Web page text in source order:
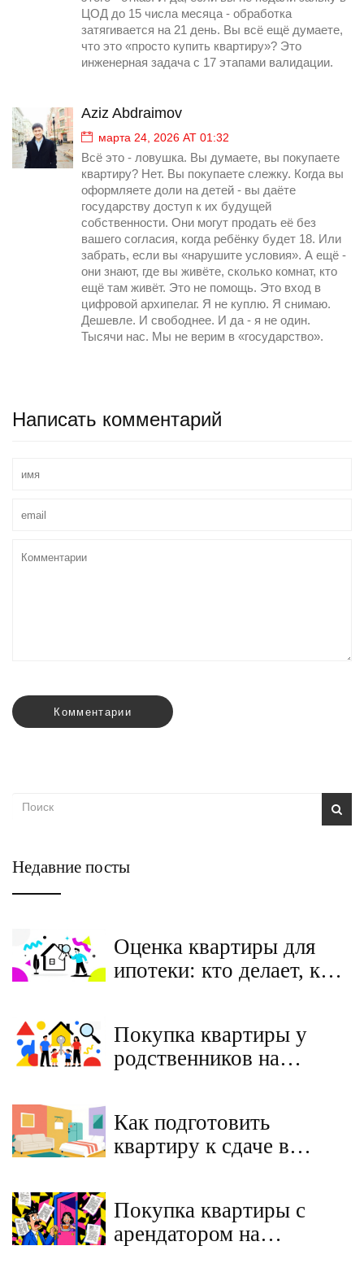
ЦОД до 15 числа месяца - обработка
затягивается на 21 день. Вы всё ещё думаете,
что это «просто купить квартиру»? Это
инженерная задача с 17 этапами валидации.
Aziz Abdraimov
марта 24, 2026 AT 01:32
Всё это - ловушка. Вы думаете, вы покупаете
квартиру? Нет. Вы покупаете слежку. Когда вы
оформляете доли на детей - вы даёте
государству доступ к их будущей
собственности. Они могут продать её без
вашего согласия, когда ребёнку будет 18. Или
забрать, если вы «нарушите условия». А ещё -
они знают, где вы живёте, сколько комнат, кто
ещё там живёт. Это не помощь. Это вход в
цифровой архипелаг. Я не куплю. Я снимаю.
Дешевле. И свободнее. И да - я не один.
Тысячи нас. Мы не верим в «государство».
Написать комментарий
Комментарии
Недавние посты
Оценка квартиры для
ипотеки: кто делает, как
году
Покупка квартиры у
родственников на
году
Как подготовить
квартиру к сдаче в
мебели
Покупка квартиры с
арендатором на